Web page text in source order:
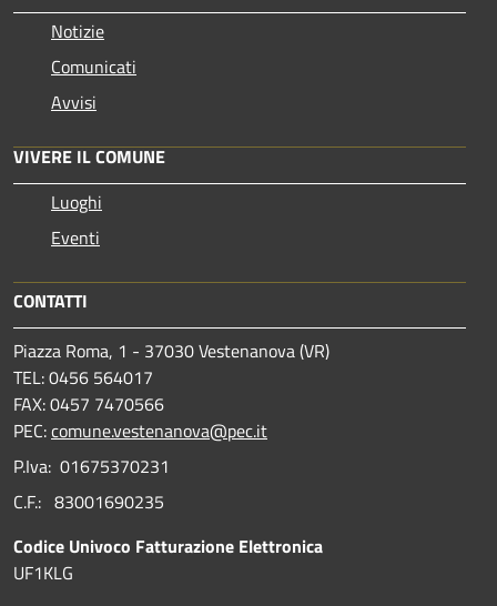
Notizie
Comunicati
Avvisi
VIVERE IL COMUNE
Luoghi
Eventi
CONTATTI
Piazza Roma, 1 - 37030 Vestenanova (VR)
TEL: 0456 564017
FAX: 0457 7470566
PEC:comune.vestenanova@pec.it
P.Iva: 01675370231
C.F.: 83001690235
Codice Univoco Fatturazione Elettronica
UF1KLG